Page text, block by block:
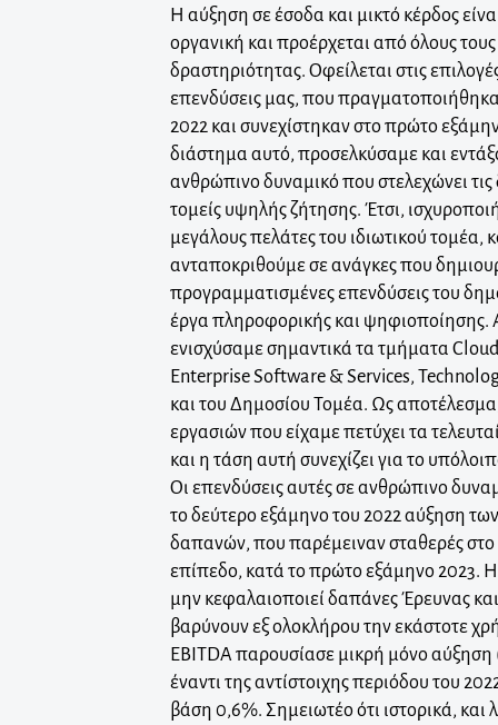
Η αύξηση σε έσοδα και μικτό κέρδος
οργανική και προέρχεται από όλους τους
δραστηριότητας. Οφείλεται στις
επενδύσεις μας, που
2022 και συνεχίστηκαν στο πρώτο
διάστημα αυτό, προσελκύσαμε και
ανθρώπινο δυναμικό που στελεχώνει
τομείς υψηλής ζήτησης. Έτσι,
μεγάλους πελάτες του ιδιωτικού τομέα,
ανταποκριθούμε σε ανάγκες που
προγραμματισμένες επενδύσεις του
έργα πληροφορικής και ψηφιοποίησης.
ενισχύσαμε σημαντικά τα τμήματα
Enterprise Software & Services,
και του Δημοσίου Τομέα. Ως
εργασιών που είχαμε πετύχει τα
και η τάση αυτή συνεχίζει για το
Οι επενδύσεις αυτές σε ανθρώπινο
το δεύτερο εξάμηνο του 2022 αύξηση
δαπανών, που παρέμειναν σταθερές
επίπεδο, κατά το πρώτο εξάμηνο 2023. Η
μην κεφαλαιοποιεί δαπάνες Έρευνας
βαρύνουν εξ ολοκλήρου την εκάστοτε
EBITDA παρουσίασε μικρή μόνο αύξηση
έναντι της αντίστοιχης περιόδου του
βάση 0,6%. Σημειωτέο ότι ιστορικά, και